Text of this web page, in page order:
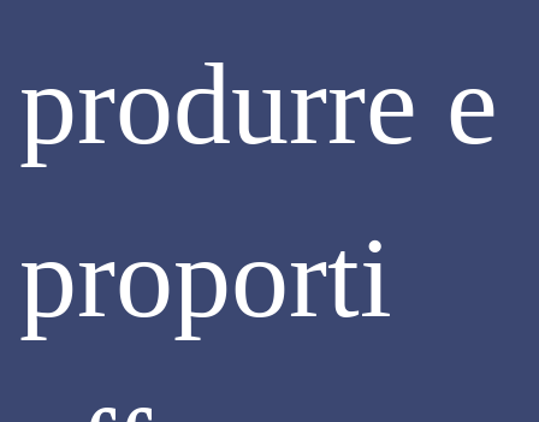
Continua
© Assimpredil Ance - Via San Maurilio, 21 - 20123 Milano (MI)
Privacy Policy
produrre e
proporti